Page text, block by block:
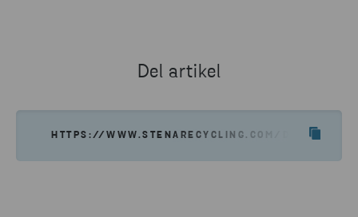
Del artikel
HTTPS://WWW.STENARECYCLING.COM/DA/